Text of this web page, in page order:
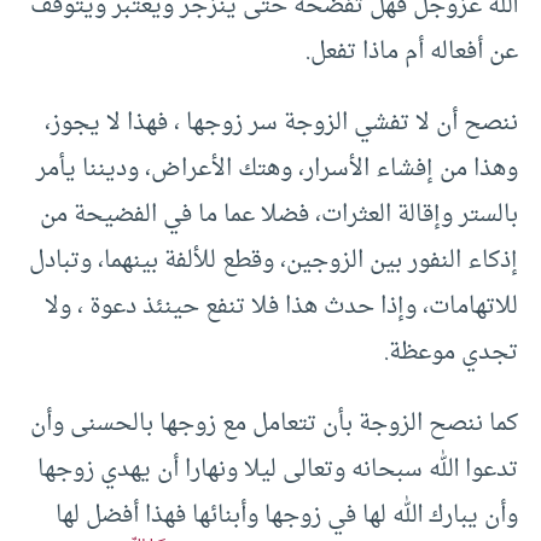
عن أفعاله أم ماذا تفعل.
ننصح أن لا تفشي الزوجة سر زوجها ، فهذا لا يجوز،
وهذا من إفشاء الأسرار، وهتك الأعراض، وديننا يأمر
بالستر وإقالة العثرات، فضلا عما ما في الفضيحة من
إذكاء النفور بين الزوجين، وقطع للألفة بينهما، وتبادل
للاتهامات، وإذا حدث هذا فلا تنفع حينئذ دعوة ، ولا
تجدي موعظة.
كما ننصح الزوجة بأن تتعامل مع زوجها بالحسنى وأن
تدعوا الله سبحانه وتعالى ليلا ونهارا أن يهدي زوجها
وأن يبارك الله لها في زوجها وأبنائها فهذا أفضل لها